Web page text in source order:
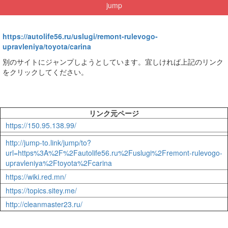
jump
https://autolife56.ru/uslugi/remont-rulevogo-
upravleniya/toyota/carina
別のサイトにジャンプしようとしています。宜しければ上記のリンク
をクリックしてください。
リンク元ページ
https://150.95.138.99/
http://jump-to.link/jump/to?
url=https%3A%2F%2Fautolife56.ru%2Fuslugi%2Fremont-rulevogo-
upravleniya%2Ftoyota%2Fcarina
https://wiki.red.mn/
https://topics.sitey.me/
http://cleanmaster23.ru/